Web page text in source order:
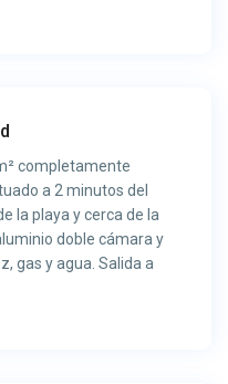
completamente
a 2 minutos del
la playa y cerca de la
doble cámara y
gas y agua. Salida a